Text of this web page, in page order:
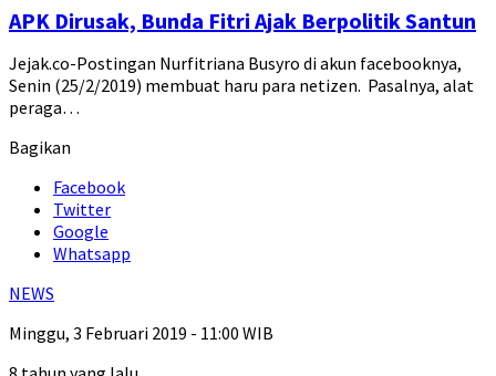
APK Dirusak, Bunda Fitri Ajak Berpolitik Santun
Jejak.co-Postingan Nurfitriana Busyro di akun facebooknya,
Senin (25/2/2019) membuat haru para netizen. Pasalnya, alat
peraga…
Bagikan
Facebook
Twitter
Google
Whatsapp
NEWS
Minggu, 3 Februari 2019 - 11:00 WIB